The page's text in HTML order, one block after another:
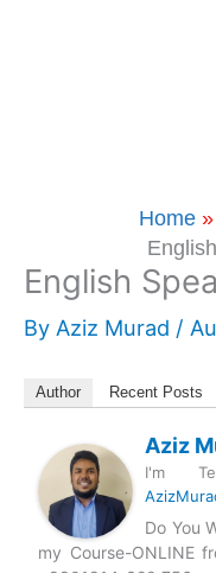
Home
English
By Aziz Murad /
Author Recent Posts
Aziz
I'm
Do You
my Course-ONLINE